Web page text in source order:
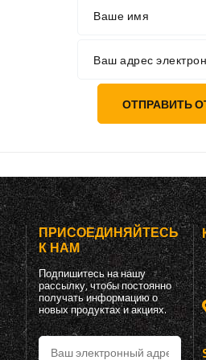
Ваше имя
Ваш адрес
ОТПРАВИТЬ
ПРИСОЕДИНЯЙТЕСЬ
К НАМ
Подпишитесь на нашу
рассылку, чтобы постоянно
получать информацию о
новых продуктах и ​​акциях.